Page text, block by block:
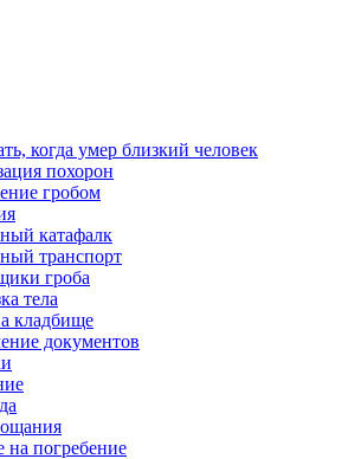
когда умер близкий человек
похорон
гробом
катафалк
транспорт
гроба
тела
кладбище
документов
на погребение